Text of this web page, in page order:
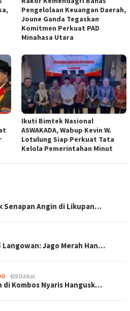
Pengelolaan Keuangan Daerah,
Joune Ganda Tegaskan
Komitmen Perkuat PAD
Minahasa Utara
Ikuti Bimtek Nasional
ASWAKADA, Wabup Kevin W.
Lotulung Siap Perkuat Tata
Kelola Pemerintahan Minut
Senapan Angin di Likupan…
Langowan: Jago Merah Han…
419 Dilihat
di Kombos Nyaris Hangusk…